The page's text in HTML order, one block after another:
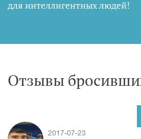
для интеллигентных людей!
Отзывы
2017-07-23